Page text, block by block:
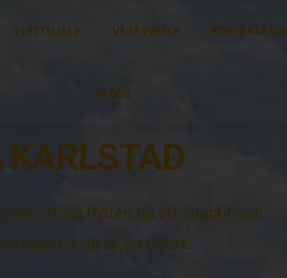
FLYTTHJÄLP VÅRA PRISER KONTAKTA
OM OSS
att utföra flytten på ett snabbt och
idag för att få en offert.